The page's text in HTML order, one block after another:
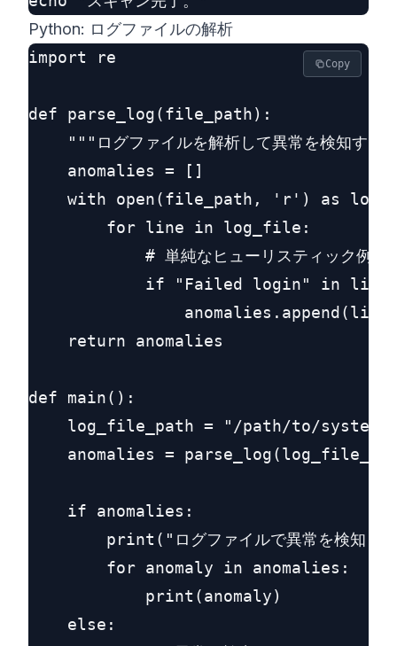
Python: ログファイルの解析
import re
def parse_log(file_path):
"""ログファイルを解析して異常を検知する
    anomalies = []
with open(file_path, 'r') as
        for line in log_file:
# 単純なヒューリスティック例：
if "Failed login" in
    return anomalies
def main():
log_file_path = "/path/to/
anomalies =
    if anomalies:
        print("ログファイルで異常を検知:")
        for anomaly in anomalies:
            print(anomaly)
    else:
Copy